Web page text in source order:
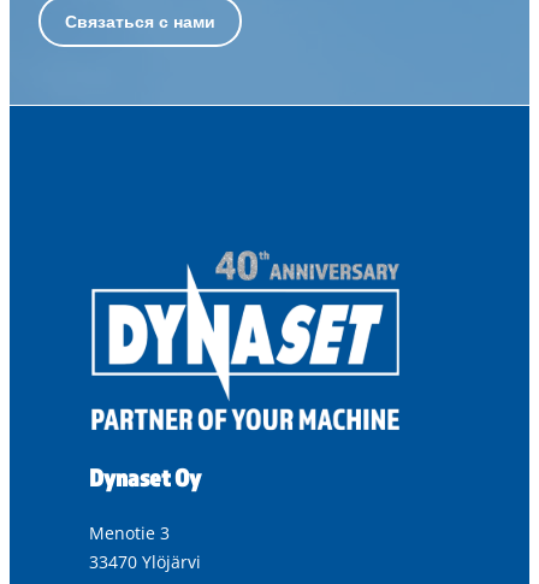
Связаться с нами
Dynaset Oy
Menotie 3
33470 Ylöjärvi